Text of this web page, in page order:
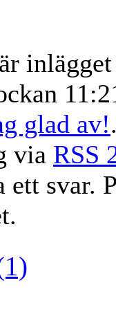
glad av!
via RSS
ett svar.